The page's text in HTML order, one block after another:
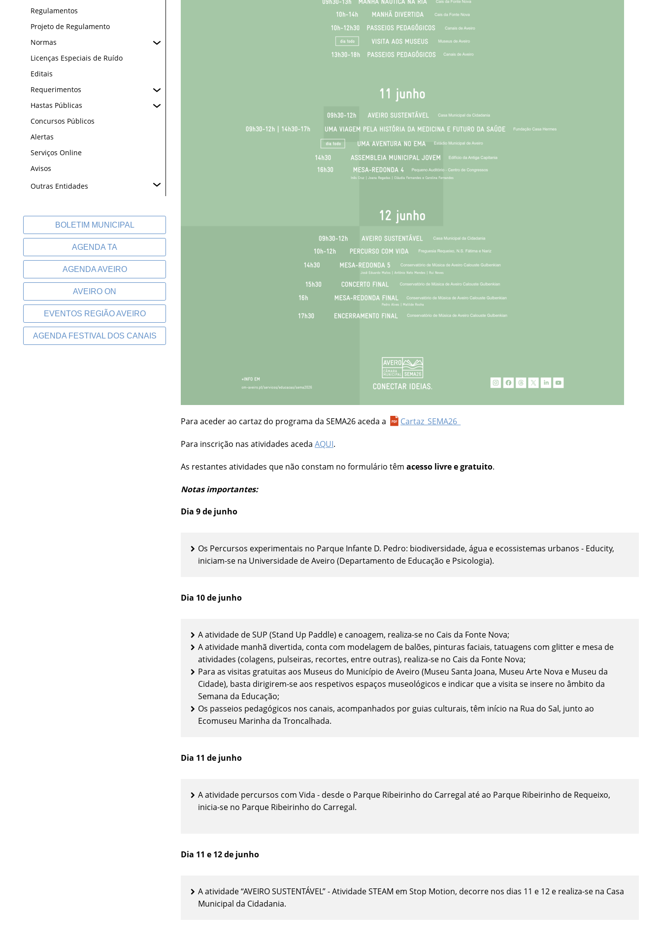
Regulamentos
Projeto de Regulamento
Normas
Licenças Especiais de Ruído
Editais
Requerimentos
Hastas Públicas
Concursos Públicos
Alertas
Serviços Online
Avisos
Outras Entidades
BOLETIM MUNICIPAL
AGENDA TA
AGENDA AVEIRO
AVEIRO ON
EVENTOS REGIÃO AVEIRO
AGENDA FESTIVAL DOS CANAIS
Para aceder ao cartaz do programa da SEMA26 aceda a Cartaz_SEMA26_
Para inscrição nas atividades aceda AQUI.
As restantes atividades que não constam no formulário têm acesso livre e gratuito.
Notas importantes:
Dia 9 de junho
Os Percursos experimentais no Parque Infante D. Pedro: biodiversidade, água e ecossistemas urbanos - Educity,
iniciam-se na Universidade de Aveiro (Departamento de Educação e Psicologia).
Dia 10 de junho
A atividade de SUP (Stand Up Paddle) e canoagem, realiza-se no Cais da Fonte Nova;
A atividade manhã divertida, conta com modelagem de balões, pinturas faciais, tatuagens com glitter e mesa de
atividades (colagens, pulseiras, recortes, entre outras), realiza-se no Cais da Fonte Nova;
Para as visitas gratuitas aos Museus do Município de Aveiro (Museu Santa Joana, Museu Arte Nova e Museu da
Cidade), basta dirigirem-se aos respetivos espaços museológicos e indicar que a visita se insere no âmbito da
Semana da Educação;
Os passeios pedagógicos nos canais, acompanhados por guias culturais, têm início na Rua do Sal, junto ao
Ecomuseu Marinha da Troncalhada.
Dia 11 de junho
A atividade percursos com Vida - desde o Parque Ribeirinho do Carregal até ao Parque Ribeirinho de Requeixo,
inicia-se no Parque Ribeirinho do Carregal.
Dia 11 e 12 de junho
A atividade “AVEIRO SUSTENTÁVEL” - Atividade STEAM em Stop Motion, decorre nos dias 11 e 12 e realiza-se na Casa
Municipal da Cidadania.